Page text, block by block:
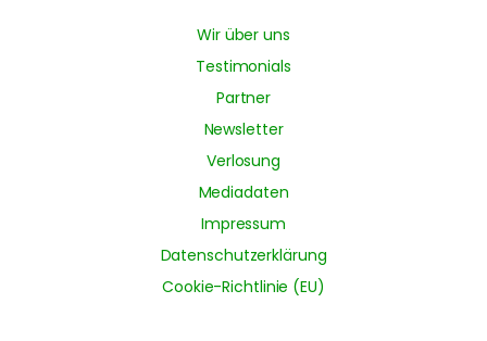
Wir über uns
Testimonials
Partner
Newsletter
Verlosung
Mediadaten
Impressum
Datenschutzerklärung
Cookie-Richtlinie (EU)